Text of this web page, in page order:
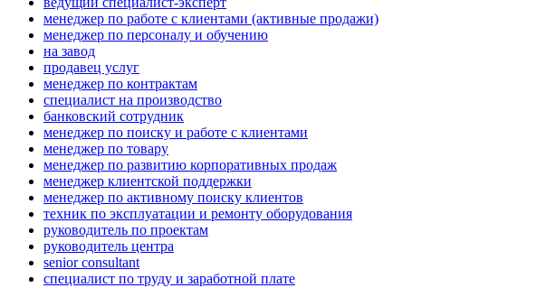
менеджер по работе с клиентами (активные продажи)
менеджер по персоналу и обучению
на завод
продавец услуг
менеджер по контрактам
специалист на производство
банковский сотрудник
менеджер по поиску и работе с клиентами
менеджер по товару
менеджер по развитию корпоративных продаж
менеджер клиентской поддержки
менеджер по активному поиску клиентов
техник по эксплуатации и ремонту оборудования
руководитель по проектам
руководитель центра
senior consultant
специалист по труду и заработной плате